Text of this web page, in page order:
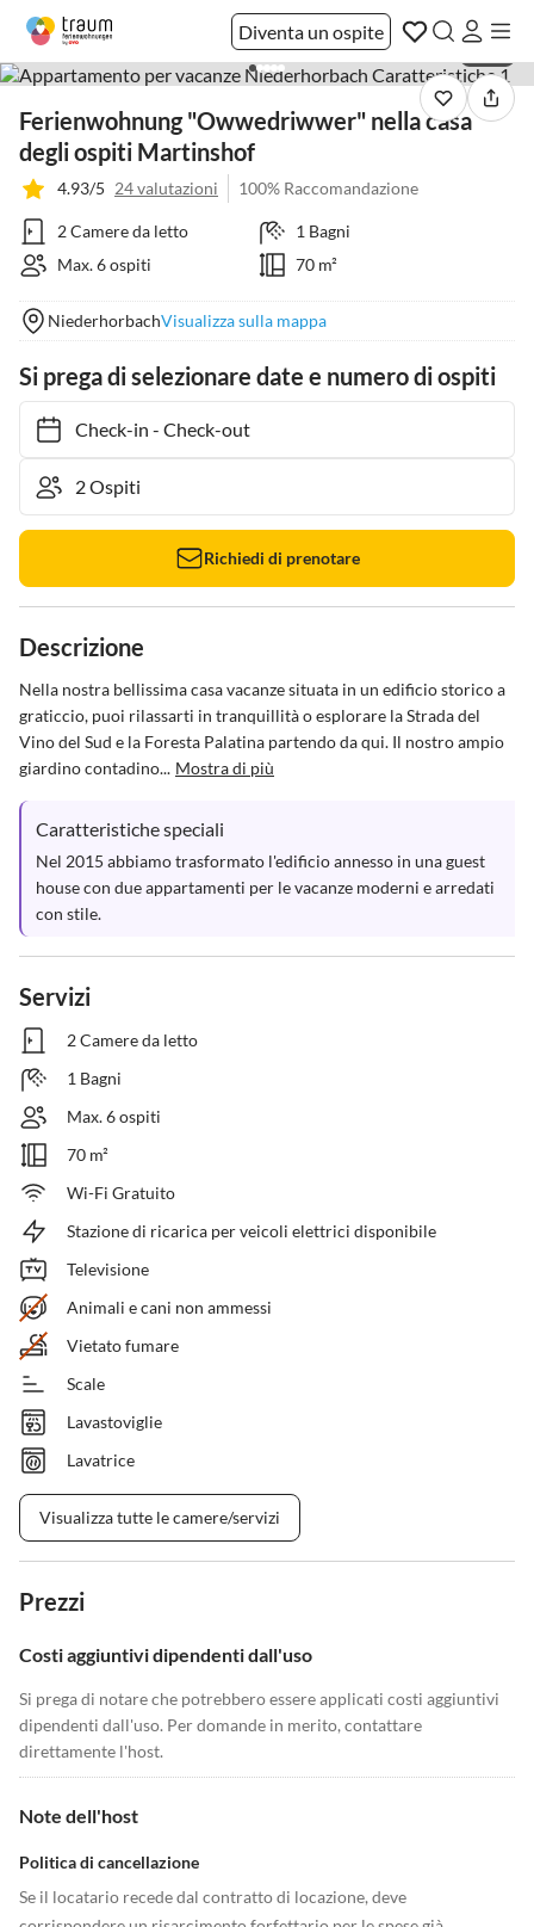
Diventa un ospite
Ferienwohnung "Owwedriwwer" nella casa
degli ospiti Martinshof
4.93/5 24 valutazioni 100% Raccomandazione
2 Camere da letto
1 Bagni
Max. 6 ospiti
70 m²
NiederhorbachVisualizza sulla mappa
Si prega di selezionare date e numero di ospiti
Check-in- Check-out
Richiedi di prenotare
Descrizione
Nella nostra bellissima casa vacanze situata in un edificio storico a
graticcio, puoi rilassarti in tranquillità o esplorare la Strada del
Vino del Sud e la Foresta Palatina partendo da qui. Il nostro ampio
giardino contadino... Mostra di più
Caratteristiche speciali
Nel 2015 abbiamo trasformato l'edificio annesso in una guest
house con due appartamenti per le vacanze moderni e arredati
con stile.
Servizi
2 Camere da letto
1 Bagni
Max. 6 ospiti
70 m²
Wi-Fi Gratuito
Stazione di ricarica per veicoli elettrici disponibile
Televisione
Animali e cani non ammessi
Vietato fumare
Scale
Lavastoviglie
Lavatrice
Visualizza tutte le camere/servizi
Prezzi
Costi aggiuntivi dipendenti dall'uso
Si prega di notare che potrebbero essere applicati costi aggiuntivi
dipendenti dall'uso. Per domande in merito, contattare
direttamente l'host.
Note dell'host
Politica di cancellazione
Se il locatario recede dal contratto di locazione, deve